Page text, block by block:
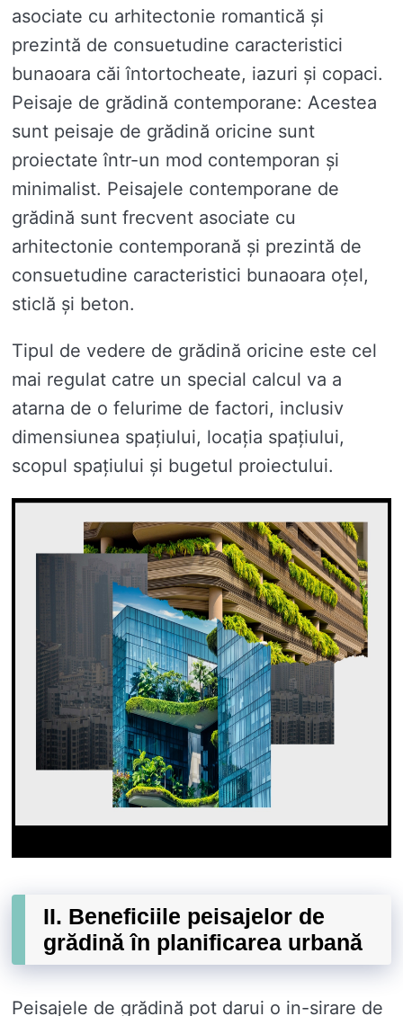
asociate cu arhitectonie romantică și
prezintă de consuetudine caracteristici
bunaoara căi întortocheate, iazuri și copaci.
Peisaje de grădină contemporane: Acestea
sunt peisaje de grădină oricine sunt
proiectate într-un mod contemporan și
minimalist. Peisajele contemporane de
grădină sunt frecvent asociate cu
arhitectonie contemporană și prezintă de
consuetudine caracteristici bunaoara oțel,
sticlă și beton.
Tipul de vedere de grădină oricine este cel
mai regulat catre un special calcul va a
atarna de o felurime de factori, inclusiv
dimensiunea spațiului, locația spațiului,
scopul spațiului și bugetul proiectului.
II. Beneficiile peisajelor de
grădină în planificarea urbană
Peisajele de grădină pot darui o in-sirare de